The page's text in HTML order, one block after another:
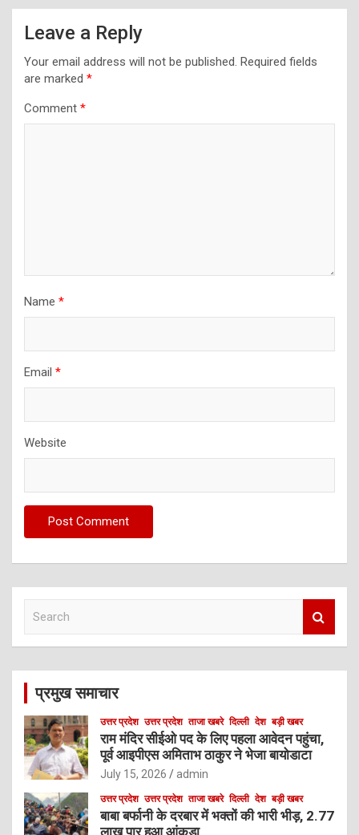
Leave a Reply
Your email address will not be published. Required fields
are marked *
Comment *
Name *
Email *
Website
c
प्रमुख समाचार
उत्तर प्रदेश उत्तर प्रदेश ताजा खबरे दिल्ली देश बड़ी खबर
राम मंदिर सीईओ पद के लिए पहला आवेदन पहुंचा,
पूर्व आइपीएस अमिताभ ठाकुर ने भेजा बायोडाटा
July 15, 2026 admin
उत्तर प्रदेश उत्तर प्रदेश ताजा खबरे दिल्ली देश बड़ी खबर
बाबा बर्फानी के दरबार में भक्तों की भारी भीड़, 2.77